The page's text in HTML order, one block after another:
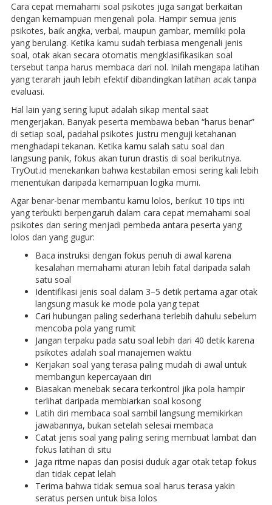
Cara cepat memahami soal psikotes juga sangat berkaitan
dengan kemampuan mengenali pola. Hampir semua jenis
psikotes, baik angka, verbal, maupun gambar, memiliki pola
yang berulang. Ketika kamu sudah terbiasa mengenali jenis
soal, otak akan secara otomatis mengklasifikasikan soal
tersebut tanpa harus membaca dari nol. Inilah mengapa latihan
yang terarah jauh lebih efektif dibandingkan latihan acak tanpa
evaluasi.
Hal lain yang sering luput adalah sikap mental saat
mengerjakan. Banyak peserta membawa beban “harus benar”
di setiap soal, padahal psikotes justru menguji ketahanan
menghadapi tekanan. Ketika kamu salah satu soal dan
langsung panik, fokus akan turun drastis di soal berikutnya.
TryOut.id menekankan bahwa kestabilan emosi sering kali lebih
menentukan daripada kemampuan logika murni.
Agar benar-benar membantu kamu lolos, berikut 10 tips inti
yang terbukti berpengaruh dalam cara cepat memahami soal
psikotes dan sering menjadi pembeda antara peserta yang
lolos dan yang gugur:
Baca instruksi dengan fokus penuh di awal karena
kesalahan memahami aturan lebih fatal daripada salah
satu soal
Identifikasi jenis soal dalam 3–5 detik pertama agar otak
langsung masuk ke mode pola yang tepat
Cari hubungan paling sederhana terlebih dahulu sebelum
mencoba pola yang rumit
Jangan terpaku pada satu soal lebih dari 40 detik karena
psikotes adalah soal manajemen waktu
Kerjakan soal yang terasa paling mudah di awal untuk
membangun kepercayaan diri
Biasakan menebak secara terkontrol jika pola hampir
terlihat daripada membiarkan soal kosong
Latih diri membaca soal sambil langsung memikirkan
jawabannya, bukan setelah selesai membaca
Catat jenis soal yang paling sering membuat lambat dan
fokus latihan di situ
Jaga ritme napas dan posisi duduk agar otak tetap fokus
dan tidak cepat lelah
Terima bahwa tidak semua soal harus terasa yakin
seratus persen untuk bisa lolos